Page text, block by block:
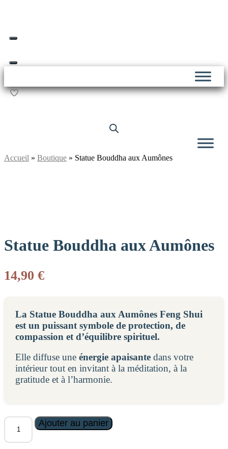
Accueil » Boutique » Statue Bouddha aux Aumônes
Statue Bouddha aux Aumônes
14,90 €
La Statue Bouddha aux Aumônes Feng Shui
est un puissant symbole de protection, de
compassion et d’équilibre spirituel.
Elle diffuse uneénergie apaisante dans votre
intérieur tout en invitant à la méditation, à la
gratitude et à l’harmonie.
quantité
Statue
Ajouter au panier